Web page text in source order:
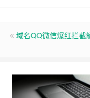
域名QQ微信爆红拦截